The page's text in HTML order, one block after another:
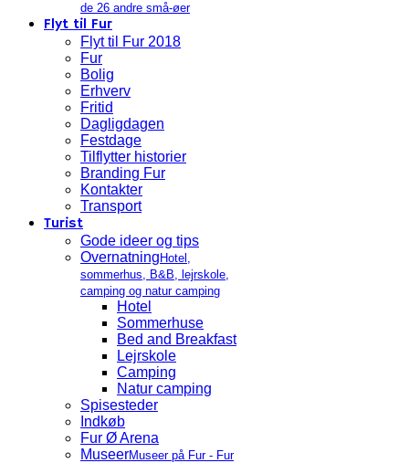
de 26 andre små-øer
Flyt til Fur
Flyt til Fur 2018
Fur
Bolig
Erhverv
Fritid
Dagligdagen
Festdage
Tilflytter historier
Branding Fur
Kontakter
Transport
Turist
Gode ideer og tips
Overnatning Hotel,
sommerhus, B&B, lejrskole,
camping og natur camping
Hotel
Sommerhuse
Bed and Breakfast
Lejrskole
Camping
Natur camping
Spisesteder
Indkøb
Fur Ø Arena
MuseerMuseer på Fur - Fur